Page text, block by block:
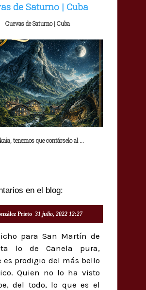
Cuevas de Saturno | Cuba
tenemos que contárselo al ...
en el blog:
Prieto 31 julio, 2022 12:27
para San Martín de
lo de Canela pura,
es prodigio del más bello
Quien no lo ha visto
del todo, lo que es el